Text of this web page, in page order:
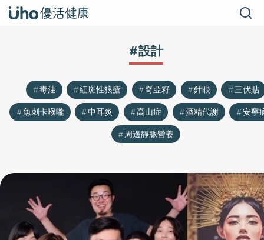
#設計
毒油 紅斑性狼瘡 奇亞籽 針眼
三伏貼
魚刺卡喉嚨
中耳炎 高山症 酒精代謝
安寧
周邊靜脈營養